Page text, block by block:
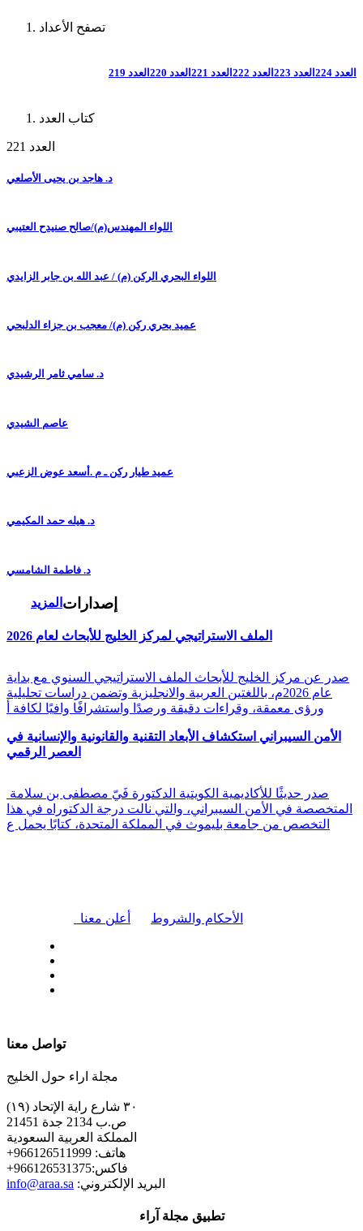
تصفح الأعداد
العدد 224 العدد 223 العدد 222 العدد 221 العدد 220 العدد 219
كتاب العدد
العدد 221
د. هاجد بن يحيى الأصلعي
اللواء المهندس(م)/صالح صنيدح العتيبي
اللواء البحري الركن (م) / عبد الله بن جابر الزايدي
عميد بحري ركن (م)/ معجب بن جزاء الدلبحي
د. سامي ثامر الرشيدي
عاصم الشيدي
عميد طيار ركن ـ م .أسعد عوض الزعبي
د. هيله حمد المكيمي
د. فاطمة الشامسي
المزيد إصدارات
الملف الاستراتيجي لمركز الخليج للأبحاث لعام 2026
صدر عن مركز الخليج للأبحاث الملف الاستراتيجي السنوي مع بداية
عام 2026م، باللغتين العربية والانجليزية وتضمن دراسات تحليلية
ورؤى معمقة، وقراءات دقيقة ورصدًا واستشرافًا وافيًا لكافة أ
الأمن السيبراني استكشاف الأبعاد التقنية والقانونية والإنسانية في
العصر الرقمي
المتخصصة في الأمن السيبراني، والتي نالت درجة الدكتوراه في هذا
التخصص من جامعة بليموث في المملكة المتحدة، كتابًا يحمل ع
أعلن معنا الأحكام والشروط
تواصل معنا
مجلة اراء حول الخليج
٣٠ شارع راية الإتحاد (١٩)
ص.ب 2134 جدة 21451
المملكة العربية السعودية
+هاتف: 966126511999
+فاكس:966126531375
info@araa.sa :البريد الإلكتروني
تطبيق مجلة آراء